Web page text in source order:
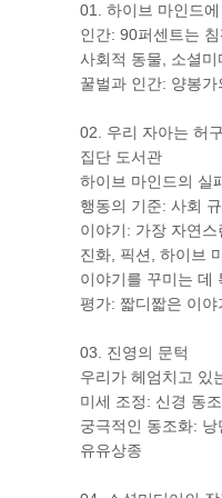
01. 하이브 마인드
인간: 90퍼센트는
사회적 동물, 소셜미
꿀벌과 인간: 양봉가
02. 우리 자아는 허구
집단 도서관
하이브 마인드의 실
행동의 기준: 사회
이야기: 가장 자연
진화, 픽션, 하이브
이야기를 꾸미는 데
평가: 짧디짧은 이야
03. 진영의 문턱
우리가 헤엄치고 있
미세 조정: 신경 동조
궁극적인 동조화:
유유상종